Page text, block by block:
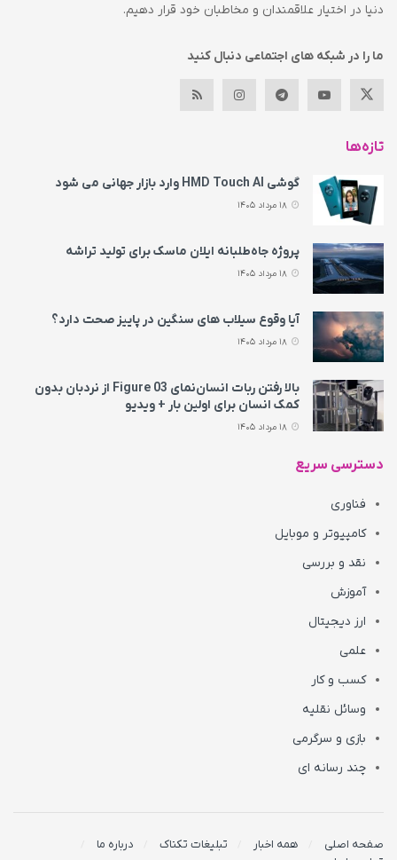
دنیا در اختیار علاقمندان و مخاطبان خود قرار دهیم.
ما را در شبکه های اجتماعی دنبال کنید
تازه‌ها
گوشی HMD Touch AI وارد بازار جهانی می‌ شود
پروژه جاه‌طلبانه ایلان ماسک برای تولید تراشه
آیا وقوع سیلاب های سنگین در پاییز صحت دارد؟
بالا رفتن ربات انسان‌نمای Figure 03 از نردبان بدون
کمک انسان برای اولین بار + ویدیو
دسترسی سریع
فناوری
کامپیوتر و موبایل
نقد و بررسی
آموزش
ارز دیجیتال
علمی
کسب و کار
وسائل نقلیه
بازی و سرگرمی
چند رسانه ای
صفحه اصلی همه اخبار تبلیغات تکناک
درباره ما